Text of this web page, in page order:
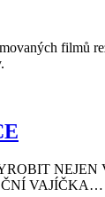
filmů
VAJÍČKA…